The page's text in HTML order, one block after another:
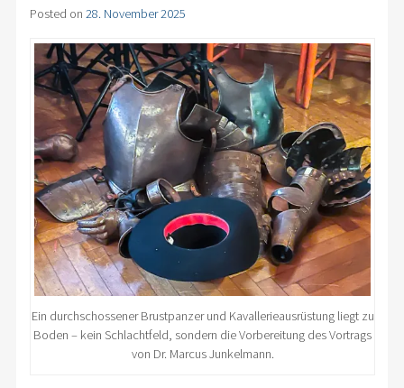
Posted on 28. November 2025
Ein durchschossener Brustpanzer und Kavallerieausrüstung liegt zu
Boden – kein Schlachtfeld, sondern die Vorbereitung des Vortrags
von Dr. Marcus Junkelmann.